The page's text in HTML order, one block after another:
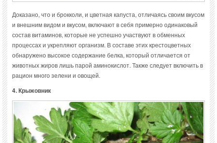
Доказано, что и брокколи, и цветная капуста, отличаясь своим вкусом
и внешним видом и вкусом, включают в себя примерно одинаковый
состав витаминов, которые не успешно участвуют в обменных
процессах и укрепляют организм. В составе этих крестоцветных
обнаружено высокое содержание белка, который отличается от
животных жиров лишь парой аминокислот. Также следует включить в
рацион много зелени и овощей.
4. Крыжовник